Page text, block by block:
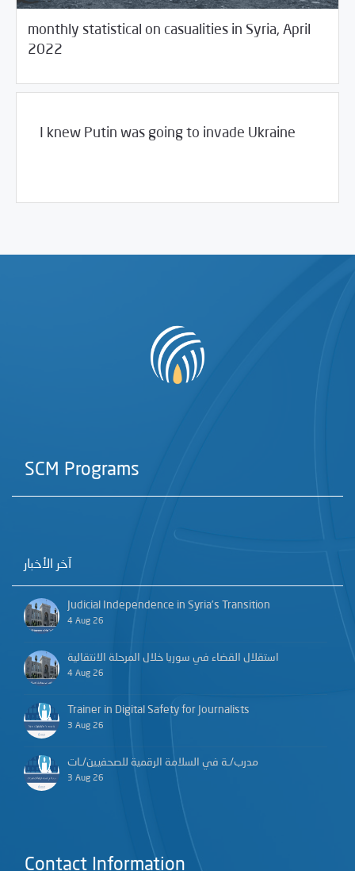
monthly statistical on casualities in Syria, April
2022
09/2022 Violations Watch
I knew Putin was going to invade Ukraine
SCM Programs
آخر الأخبار
Judicial Independence in Syria’s Transition
4 Aug 26
استقلال القضاء في سوريا خلال المرحلة الانتقالية
4 Aug 26
Trainer in Digital Safety for Journalists
3 Aug 26
مدرب/ـة في السلامة الرقمية للصحفيين/ـات
3 Aug 26
Contact Information